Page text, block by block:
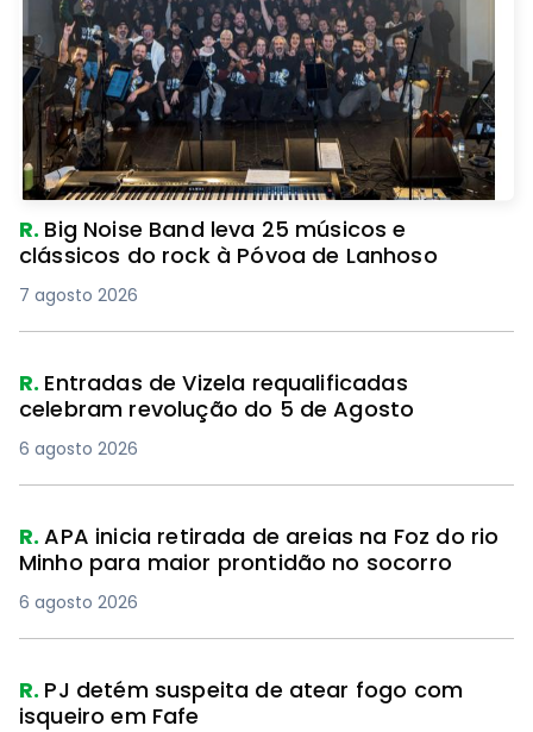
R. Big Noise Band leva 25 músicos e
clássicos do rock à Póvoa de Lanhoso
7 agosto 2026
R. Entradas de Vizela requalificadas
celebram revolução do 5 de Agosto
6 agosto 2026
R.APA inicia retirada de areias na Foz do rio
Minho para maior prontidão no socorro
6 agosto 2026
R. PJ detém suspeita de atear fogo com
isqueiro em Fafe